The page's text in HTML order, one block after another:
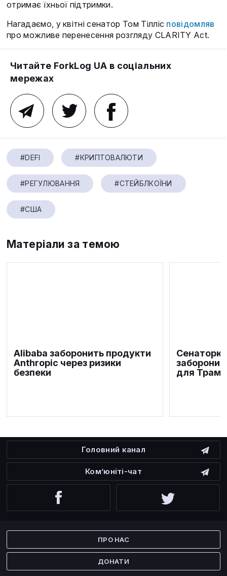
отримає їхньої підтримки.
Нагадаємо, у квітні сенатор Том Тілліс повідомляв
про можливе перенесення розгляду CLARITY Act.
Читайте ForkLog UA в соціальних
мережах
#DEFI #КРИПТОВАЛЮТИ
#РЕГУЛЮВАННЯ #СТЕЙБЛКОЇНИ
#США
Матеріали за темою
Alibaba заборонить продукти
Anthropic через ризики
безпеки
для
Головний канал
Ком’юніті-чат
ПРО НАС
ДОНАТИ